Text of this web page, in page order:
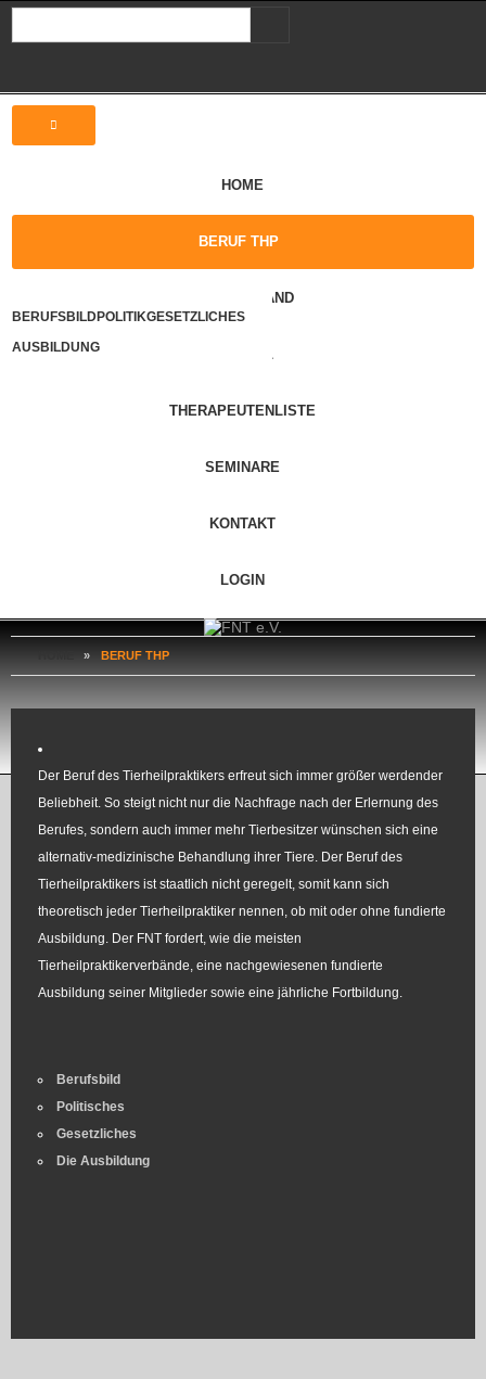
HOME
BERUF THP
BERUFSBILDPOLITIKGESETZLICHES
AUSBILDUNG
DER VERBAND
ARTIKEL
THERAPEUTENLISTE
SEMINARE
KONTAKT
LOGIN
» BERUF THP
Der Beruf des Tierheilpraktikers erfreut sich immer größer werdender
Beliebheit. So steigt nicht nur die Nachfrage nach der Erlernung des
Berufes, sondern auch immer mehr Tierbesitzer wünschen sich eine
alternativ-medizinische Behandlung ihrer Tiere. Der Beruf des
Tierheilpraktikers ist staatlich nicht geregelt, somit kann sich
theoretisch jeder Tierheilpraktiker nennen, ob mit oder ohne fundierte
Ausbildung. Der FNT fordert, wie die meisten
Tierheilpraktikerverbände, eine nachgewiesenen fundierte
Ausbildung seiner Mitglieder sowie eine jährliche Fortbildung.
Berufsbild
Politisches
Gesetzliches
Die Ausbildung